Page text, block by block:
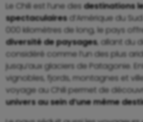
Le Chili est l’une des destinations
spectaculaires d’Amérique du
000 kilomètres de long, le pays
diversité de paysages, allant du
considéré comme l’un des plus
jusqu’aux glaciers de Patagonie.
vignobles, fjords, montagnes et
voyage au Chili permet de
univers au sein d’une même